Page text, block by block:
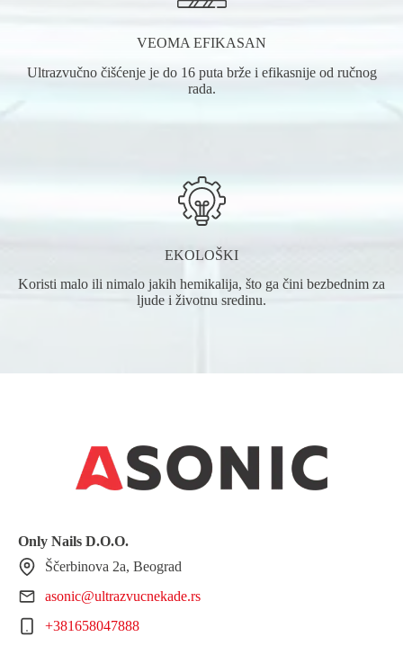
VEOMA EFIKASAN
Ultrazvučno čišćenje je do 16 puta brže i efikasnije od ručnog
rada.
EKOLOŠKI
Koristi malo ili nimalo jakih hemikalija, što ga čini bezbednim za
ljude i životnu sredinu.
Only Nails D.O.O.
Ščerbinova 2a, Beograd
asonic@ultrazvucnekade.rs
+381658047888